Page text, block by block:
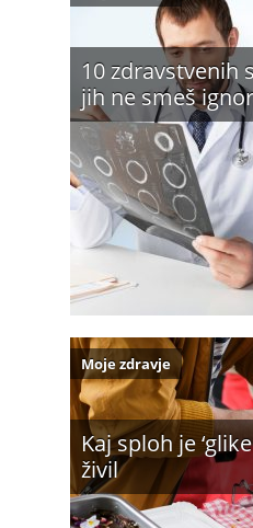
10 zdravstvenih
jih ne smeš
Kaj sploh je
živil
Moje zdravje